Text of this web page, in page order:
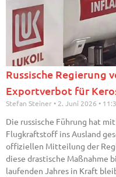
Russische Regierung
Exportverbot für
Stefan Steiner 2. Juni 2026
Die russische Führung hat
Flugkraftstoff ins Ausland
offiziellen Mitteilung der
diese drastische Maßnahme
laufenden Jahres in Kraft